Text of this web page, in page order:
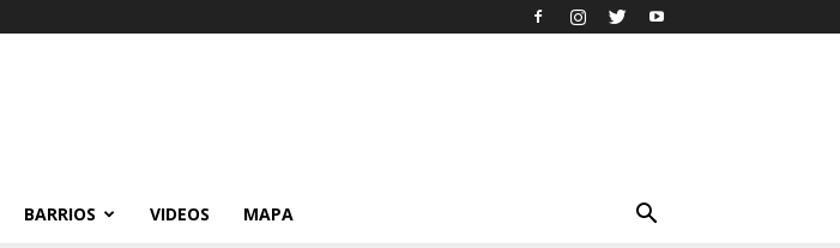
BARRIOS VIDEOS MAPA